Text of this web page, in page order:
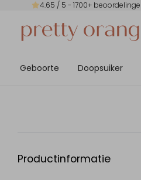
4.65 / 5 - 1700+
Geboorte Doopsuiker
Productinformatie